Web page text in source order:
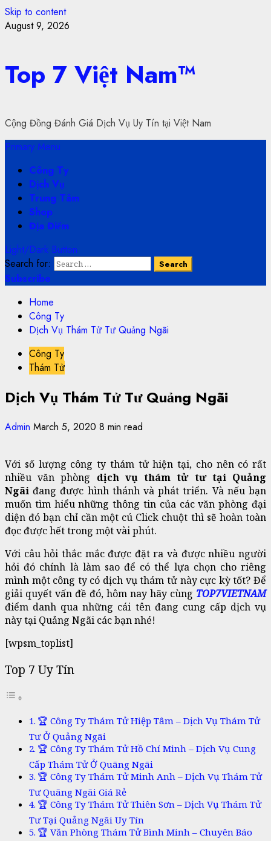
Skip to content
August 9, 2026
Top 7 Việt Nam™
Cộng Đồng Đánh Giá Dịch Vụ Uy Tín tại Việt Nam
Primary Menu
Công Ty
Dịch Vụ
Trung Tâm
Shop
Địa Điểm
Light/Dark Button
Search for:
Subscribe
Home
Công Ty
Dịch Vụ Thám Tử Tư Quảng Ngãi
Công Ty
Thám Tử
Dịch Vụ Thám Tử Tư Quảng Ngãi
Admin March 5, 2020 8 min read
Với số lượng công ty thám tử hiện tại, cho nên có rất
nhiều văn phòng dịch vụ thám tử tư tại Quảng
Ngãiđang được hình thánh và phát triển. Và nếu bạn
muốn tìm hiểu những thông tin của các văn phòng đại
diện đó bạn chỉ cần một cú Click chuột thì sẽ hoàn toàn
đọc được hết trong một vài phút.
Với câu hỏi thắc mắc được đặt ra và được nhiều người
hỏi đó chính là làm sao để có thể lựa chọn cho riêng
mình một công ty có dịch vụ thám tử này cực kỳ tốt? Để
giải quyết vấn đề đó, hôm nay hãy cùng TOP7VIETNAM
điểm danh qua những cái tên đang cung cấp dịch vụ
này tại Quảng Ngãi các bạn nhé!
[wpsm_toplist]
Top 7 Uy Tín
🏆 Công Ty Thám Tử Hiệp Tâm – Dịch Vụ Thám Tử
Tư Ở Quảng Ngãi
🏆 Công Ty Thám Tử Hồ Chí Minh – Dịch Vụ Cung
Cấp Thám Tử Ở Quãng Ngãi
🏆 Công Ty Thám Tử Minh Anh – Dịch Vụ Thám Tử
Tư Quãng Ngãi Giá Rẻ
🏆 Công Ty Thám Tử Thiên Sơn – Dịch Vụ Thám Tử
Tư Tại Quảng Ngãi Uy Tín
🏆 Văn Phòng Thám Tử Bình Minh – Chuyên Báo